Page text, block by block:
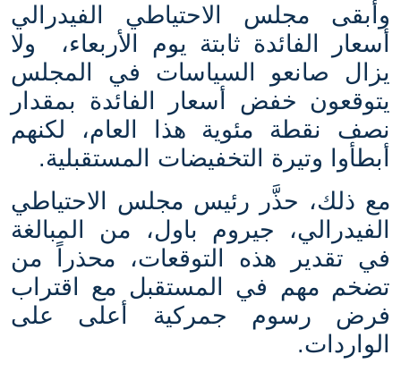
وأبقى مجلس الاحتياطي الفيدرالي
أسعار الفائدة ثابتة يوم الأربعاء،
ولا
يزال صانعو السياسات في المجلس
يتوقعون خفض أسعار الفائدة بمقدار
نصف نقطة مئوية هذا العام، لكنهم
أبطأوا وتيرة التخفيضات المستقبلية.
مع ذلك، حذَّر رئيس مجلس الاحتياطي
الفيدرالي، جيروم باول، من المبالغة
في تقدير هذه التوقعات، محذراً من
تضخم مهم في المستقبل مع اقتراب
فرض رسوم جمركية أعلى على
الواردات.